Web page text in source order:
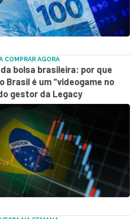
COMPRAR AGORA
bolsa brasileira: por que
Brasil é um “videogame no
gestor da Legacy